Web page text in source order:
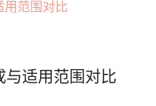
与适用范围对比